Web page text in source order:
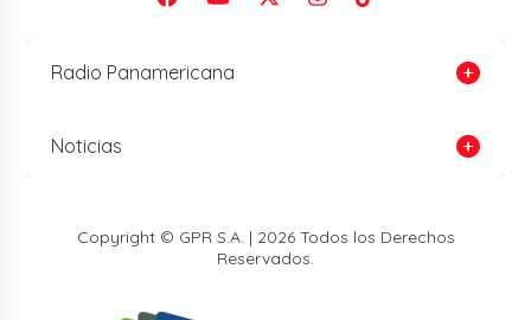
Radio Panamericana
Noticias
Copyright © GPR S.A. | 2026 Todos los Derechos
Reservados.